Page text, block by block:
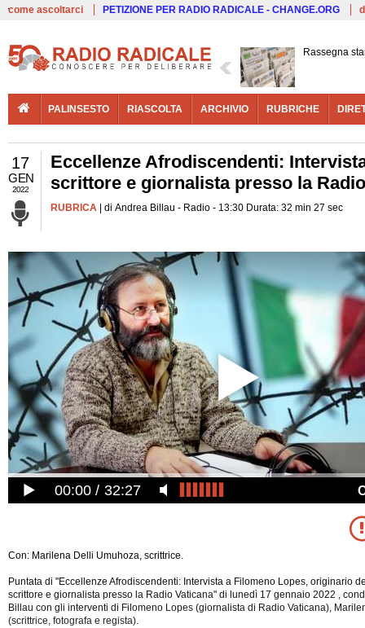
come ascoltarci PETIZIONE PER RADIO RADICALE - CHANGE.ORG
Rassegna
PALINSESTO RIASCOLTA ARCHIVIO RUBRICHE
17
GEN
2022
Eccellenze Afrodiscendenti:
scrittore e giornalista presso la
RUBRICA | di Andrea Billau - Radio - 13:30 Durata: 32 min 27 sec
00:00 32:27
Con: Marilena Delli Umuhoza, scrittrice.
Puntata di "Eccellenze Afrodiscendenti: Intervista a Filomeno Lopes, originario
scrittore e giornalista presso la Radio Vaticana" di lunedì 17 gennaio 2022 ,
Billau con gli interventi di Filomeno Lopes (giornalista di Radio Vaticana),
(scrittrice, fotografa e regista).